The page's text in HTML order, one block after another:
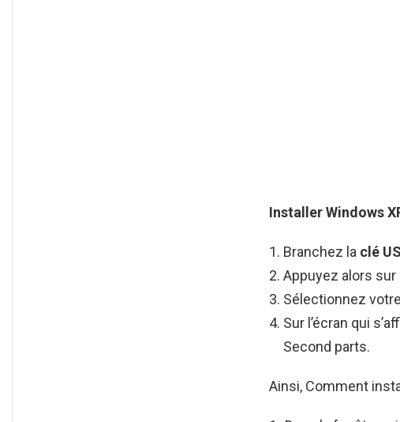
Installer Windows
Branchez la clé
Appuyez alors sur
Sélectionnez votre
Sur l’écran qui
Second parts.
Ainsi, Comment